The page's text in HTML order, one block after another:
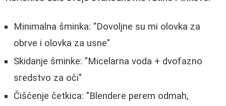
Minimalna šminka: "Dovoljne su mi olovka za
obrve i olovka za usne"
Skidanje šminke: "Micelarna voda + dvofazno
sredstvo za oči"
Čišćenje četkica: "Blendere perem odmah,